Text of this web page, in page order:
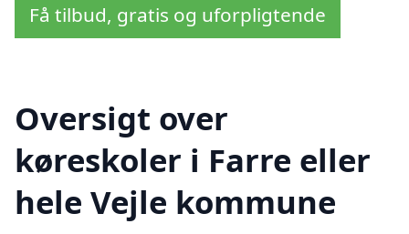
Få tilbud, gratis og uforpligtende
Oversigt over
køreskoler i Farre eller
hele Vejle kommune